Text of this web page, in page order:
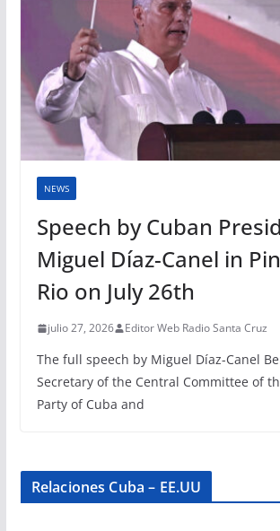
NEWS
Speech by Cuban
Miguel Díaz-Canel in
Rio on July 26th
julio 27, 2026 Editor Web Radio Santa Cruz
The full speech by Miguel Díaz-Canel
Secretary of the Central Committee of
Party of Cuba and
Relaciones Cuba – EE.UU